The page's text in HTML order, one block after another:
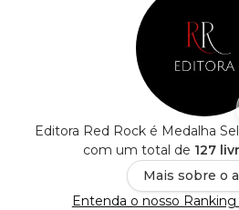
Editora Red Rock é Medalha
com um total de 127
Mais sobre o
Entenda o nosso